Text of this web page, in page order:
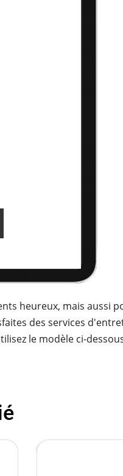
heureux, mais aussi
des services
le modèle ci-